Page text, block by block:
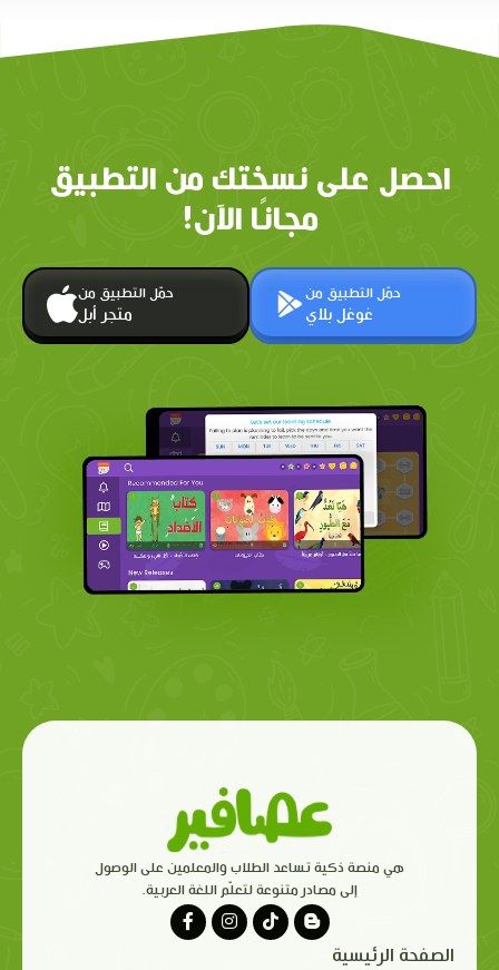
احصل على نسختك من التطبيق
مجانًا الآن!
حمّل التطبيق من
متجر أبل
حمّل التطبيق من
غوغل بلاي
هي منصة ذكية تساعد الطلاب والمعلمين على الوصول
إلى مصادر متنوعة لتعلّم اللغة العربية.
الصفحة الرئيسية